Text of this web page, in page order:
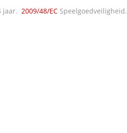
jaar. 2009/48/EC Speelgoedveiligheid.